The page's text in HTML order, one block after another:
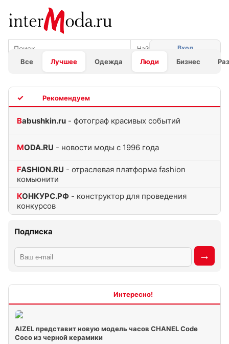
Все Лучшее Одежда Люди Бизнес
Вход
Babushkin.ru - фотограф красивых событий
MODA.RU - новости моды с 1996 года
FASHION.RU - отраслевая платформа fashion
комьюнити
КОНКУРС.РФ - конструктор для проведения
конкурсов
Подписка
AIZEL представит новую модель часов СHANEL Code
Coco из черной керамики